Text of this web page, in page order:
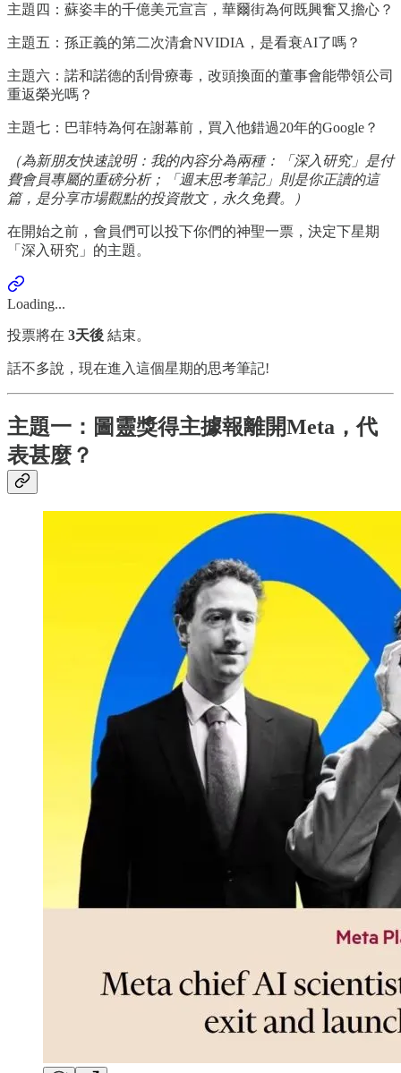
主題四：蘇姿丰的千億美元宣言，華爾街為何既興奮又擔心？
主題五：孫正義的第二次清倉NVIDIA，是看衰AI了嗎？
主題六：諾和諾德的刮骨療毒，改頭換面的董事會能帶領公司
重返榮光嗎？
主題七：巴菲特為何在謝幕前，買入他錯過20年的Google？
（為新朋友快速說明：我的內容分為兩種：「深入研究」是付
費會員專屬的重磅分析；「週末思考筆記」則是你正讀的這
篇，是分享市場觀點的投資散文，永久免費。）
在開始之前，會員們可以投下你們的神聖一票，決定下星期
「深入研究」的主題。
Loading...
投票將在 3天後 結束。
話不多說，現在進入這個星期的思考筆記!
主題一：圖靈獎得主據報離開Meta，代
表甚麼？